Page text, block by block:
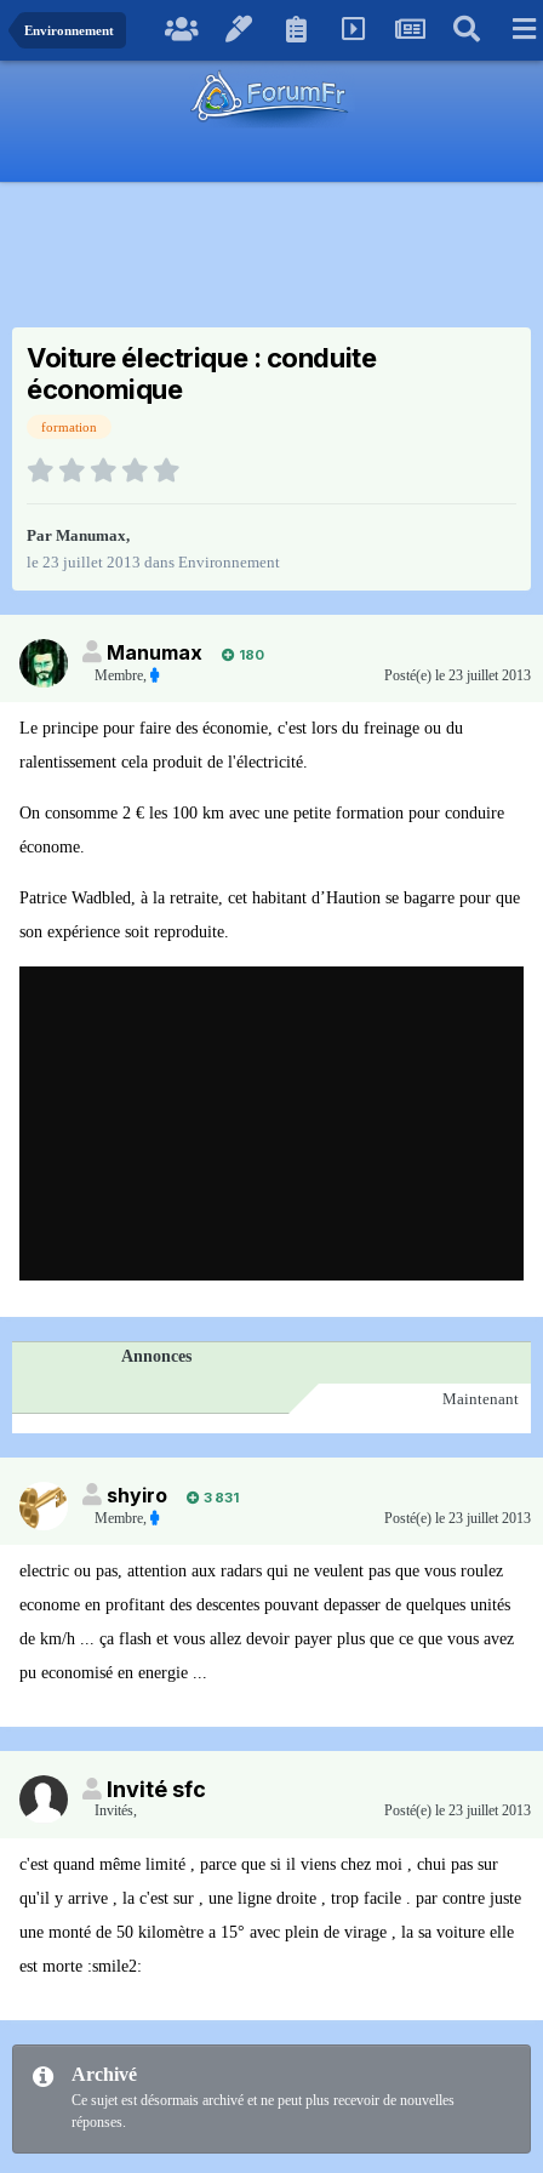
Environnement
Voiture électrique : conduite
économique
formation
Par Manumax,
le 23 juillet 2013 dans Environnement
Manumax
180
Membre, Posté(e) le 23 juillet 2013
Le principe pour faire des économie, c'est lors du freinage ou du
ralentissement cela produit de l'électricité.
On consomme 2 € les 100 km avec une petite formation pour conduire
économe.
Patrice Wadbled, à la retraite, cet habitant d’Haution se bagarre pour que
son expérience soit reproduite.
Annonces
Maintenant
shyiro
3 831
Membre, Posté(e) le 23 juillet 2013
electric ou pas, attention aux radars qui ne veulent pas que vous roulez
econome en profitant des descentes pouvant depasser de quelques unités
de km/h ... ça flash et vous allez devoir payer plus que ce que vous avez
pu economisé en energie ...
Invité sfc
Invités, Posté(e) le 23 juillet 2013
c'est quand même limité , parce que si il viens chez moi , chui pas sur
qu'il y arrive , la c'est sur , une ligne droite , trop facile . par contre juste
une monté de 50 kilomètre a 15° avec plein de virage , la sa voiture elle
est morte :smile2:
Archivé
Ce sujet est désormais archivé et ne peut plus recevoir de nouvelles
réponses.